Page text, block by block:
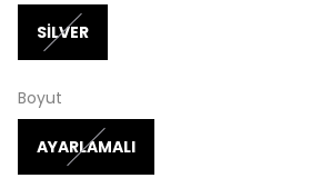
SİLVER
Boyut
AYARLAMALI